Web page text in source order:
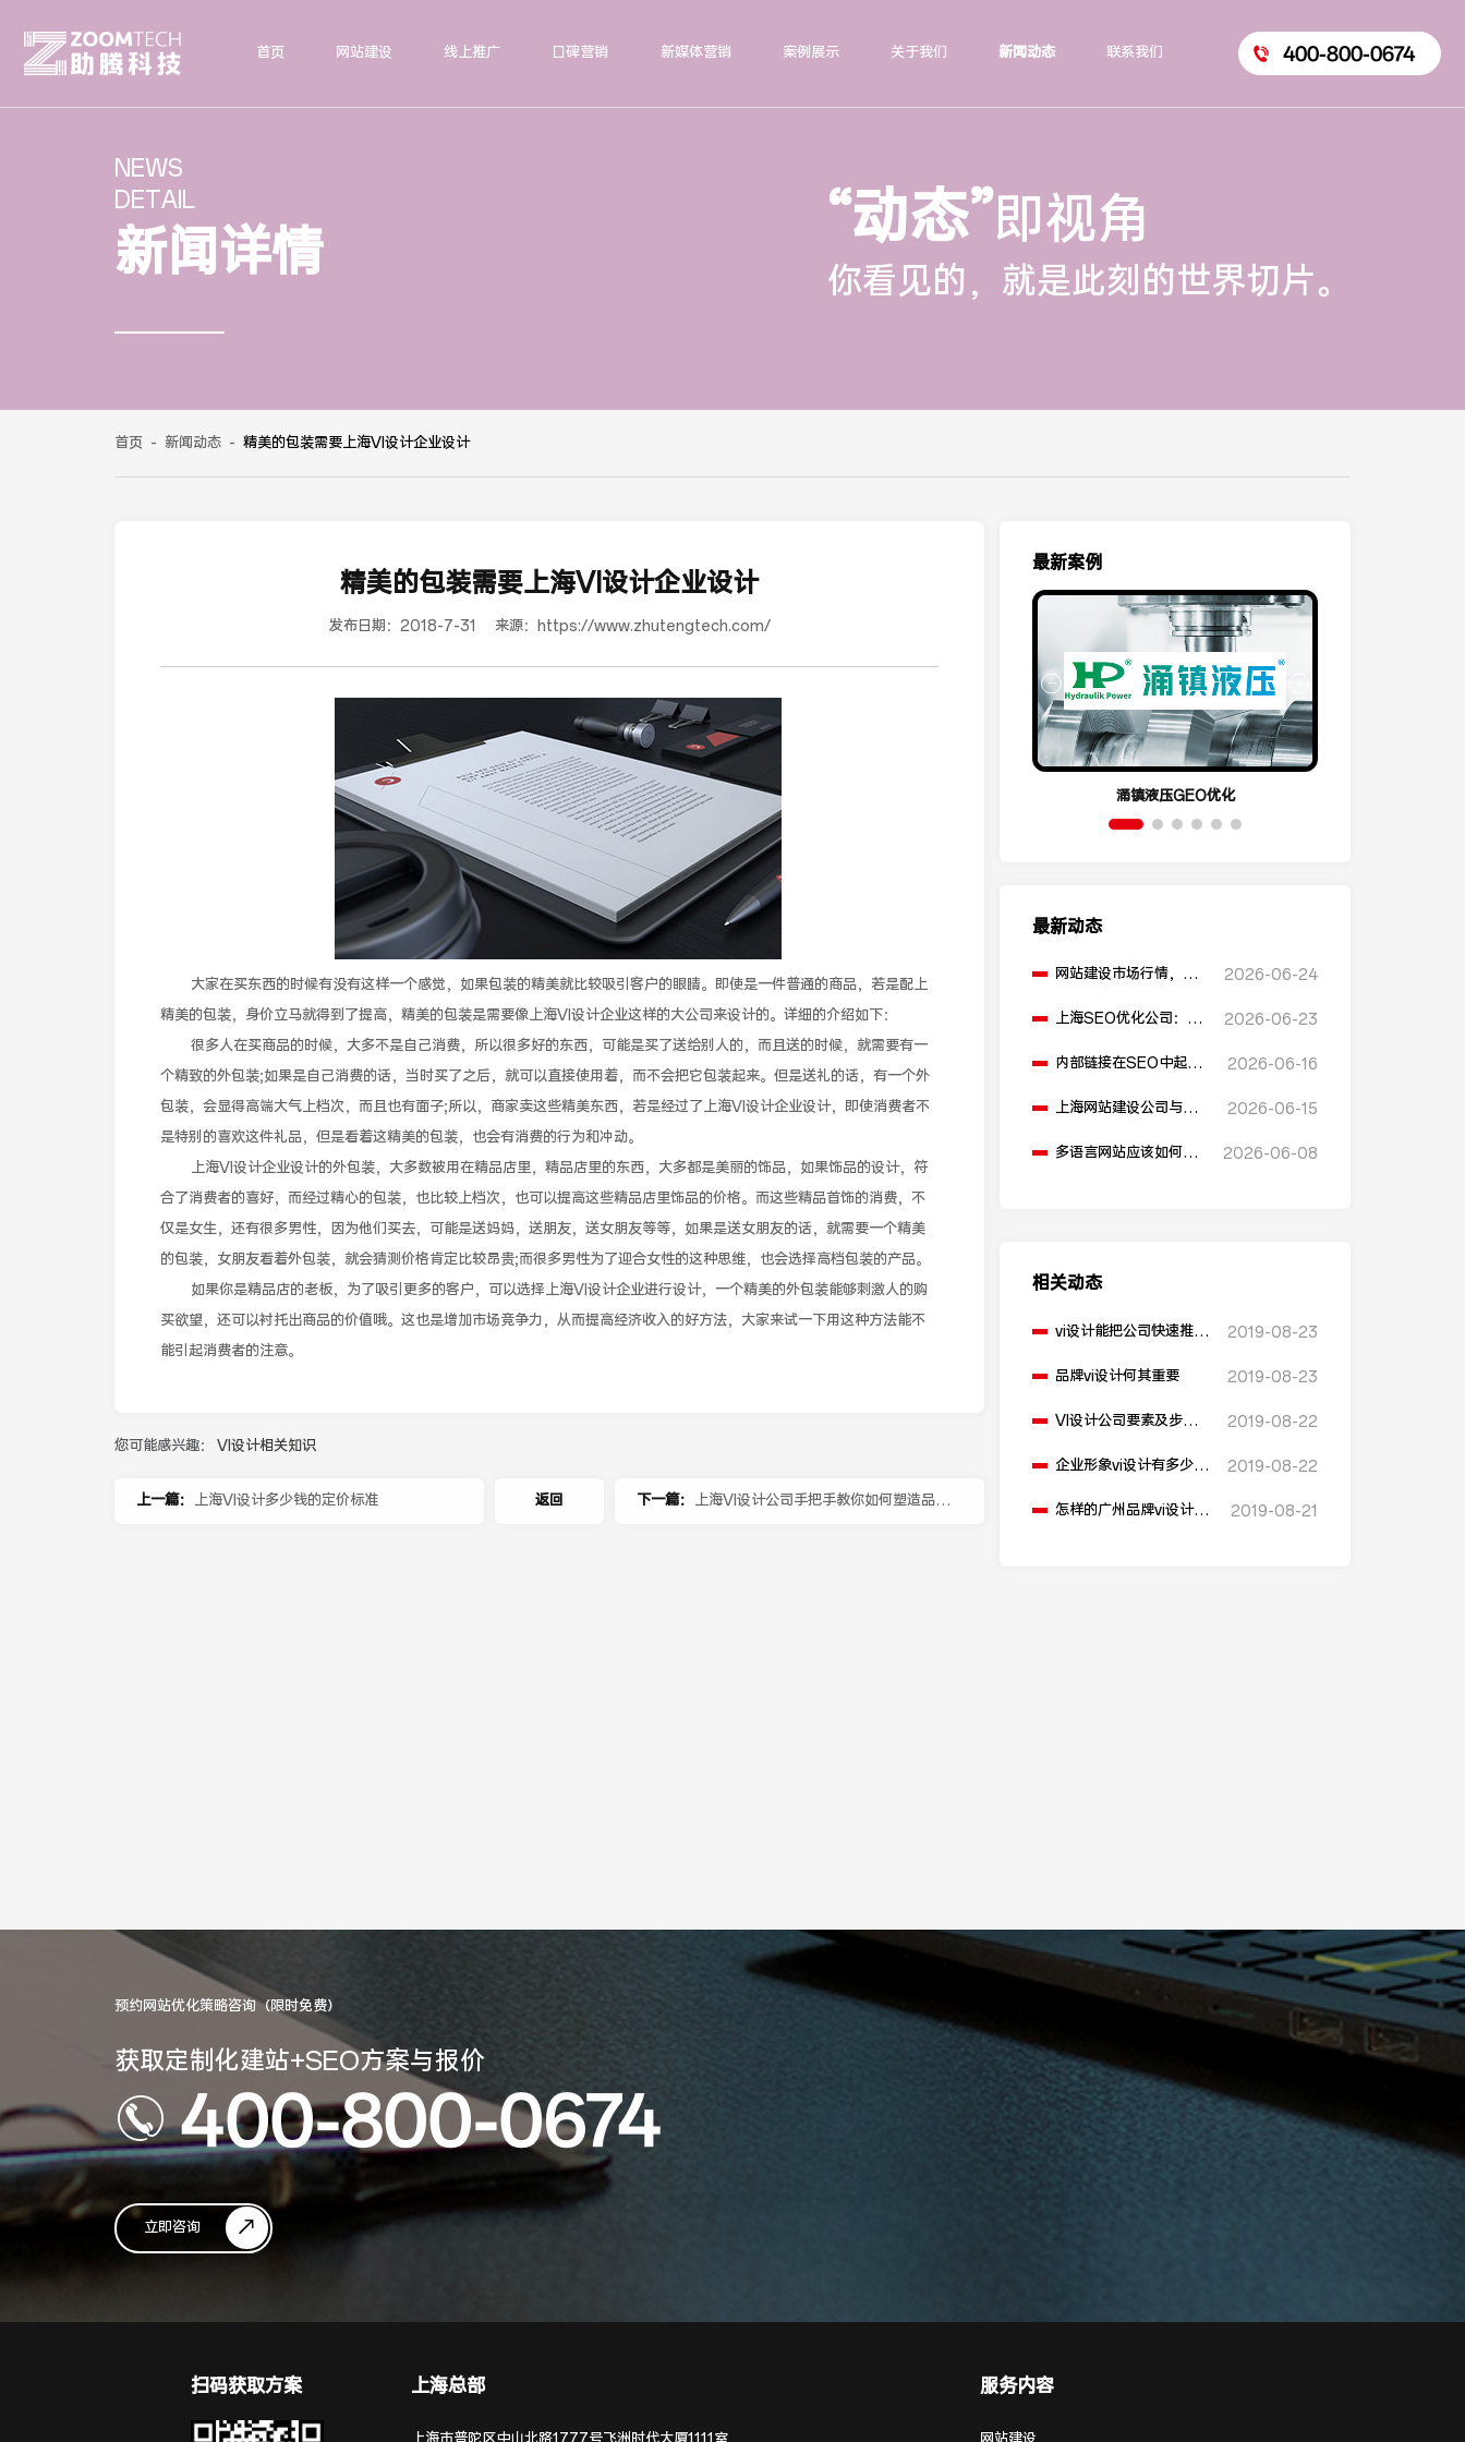
首页 网站建设 线上推广 口碑营销 新媒体营销 案例展示 关于我们 新闻动态 联系我们 400-800-0674
NEWS
DETAIL
新闻详情 “动态”即视角
你看见的，就是此刻的世界切片。
首页 - 新闻动态 - 精美的包装需要上海VI设计企业设计
精美的包装需要上海VI设计企业设计
发布日期： 2018-7-31 来源： https://www.zhutengtech.com/
大家在买东西的时候有没有这样一个感觉，如果包装的精美就比较吸引客户的眼睛。即使是一件普通的商品，若是配上
精美的包装，身价立马就得到了提高，精美的包装是需要像上海VI设计企业这样的大公司来设计的。详细的介绍如下：
很多人在买商品的时候，大多不是自己消费，所以很多好的东西，可能是买了送给别人的，而且送的时候，就需要有一
个精致的外包装;如果是自己消费的话，当时买了之后，就可以直接使用着，而不会把它包装起来。但是送礼的话，有一个外
包装，会显得高端大气上档次，而且也有面子;所以，商家卖这些精美东西，若是经过了上海VI设计企业设计，即使消费者不
是特别的喜欢这件礼品，但是看着这精美的包装，也会有消费的行为和冲动。
上海VI设计企业设计的外包装，大多数被用在精品店里，精品店里的东西，大多都是美丽的饰品，如果饰品的设计，符
合了消费者的喜好，而经过精心的包装，也比较上档次，也可以提高这些精品店里饰品的价格。而这些精品首饰的消费，不
仅是女生，还有很多男性，因为他们买去，可能是送妈妈，送朋友，送女朋友等等，如果是送女朋友的话，就需要一个精美
的包装，女朋友看着外包装，就会猜测价格肯定比较昂贵;而很多男性为了迎合女性的这种思维，也会选择高档包装的产品。
如果你是精品店的老板，为了吸引更多的客户，可以选择上海VI设计企业进行设计，一个精美的外包装能够刺激人的购
买欲望，还可以衬托出商品的价值哦。这也是增加市场竞争力，从而提高经济收入的好方法，大家来试一下用这种方法能不
能引起消费者的注意。
您可能感兴趣： VI设计相关知识
上一篇： 上海VI设计多少钱的定价标准 下一篇： 上海VI设计公司手把手教你如何塑造品牌
返回
最新案例
涌镇液压GEO优化
最新动态
网站建设市场行情，不
2026-06-24
上海SEO优化公司：反
什么作用？
2026-06-23
内部链接在SEO中起到
2026-06-16
上海网站建设公司与安
么？
2026-06-15
多语言网站应该如何进
2026-06-08
相关动态
vi设计能把公司快速推出
2019-08-23
品牌vi设计何其重要 2019-08-23
VI设计公司要素及步
2019-08-22
企业形象vi设计有多少价
2019-08-22
怎样的广州品牌vi设计公
2019-08-21
预约网站优化策略咨询（限时免费）
获取定制化建站+SEO方案与报价
400-800-0674
立即咨询
扫码获取方案 上海总部 服务内容